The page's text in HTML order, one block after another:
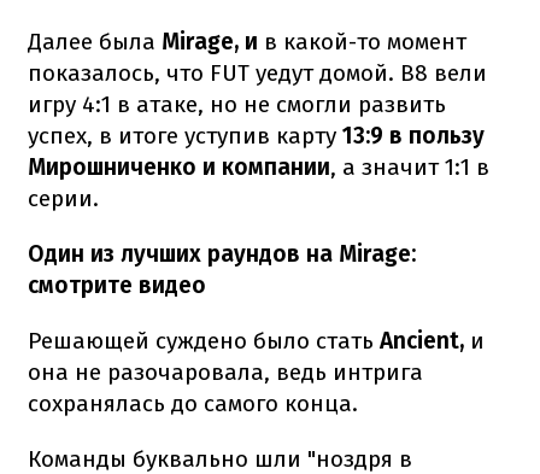
Далее была Mirage, и в какой-то момент
показалось, что FUT уедут домой. B8 вели
игру 4:1 в атаке, но не смогли развить
успех, в итоге уступив карту 13:9 в пользу
Мирошниченко и компании, а значит 1:1 в
серии.
Один из лучших раундов на Mirage:
смотрите видео
Решающей суждено было стать Ancient, и
она не разочаровала, ведь интрига
сохранялась до самого конца.
Команды буквально шли "ноздря в